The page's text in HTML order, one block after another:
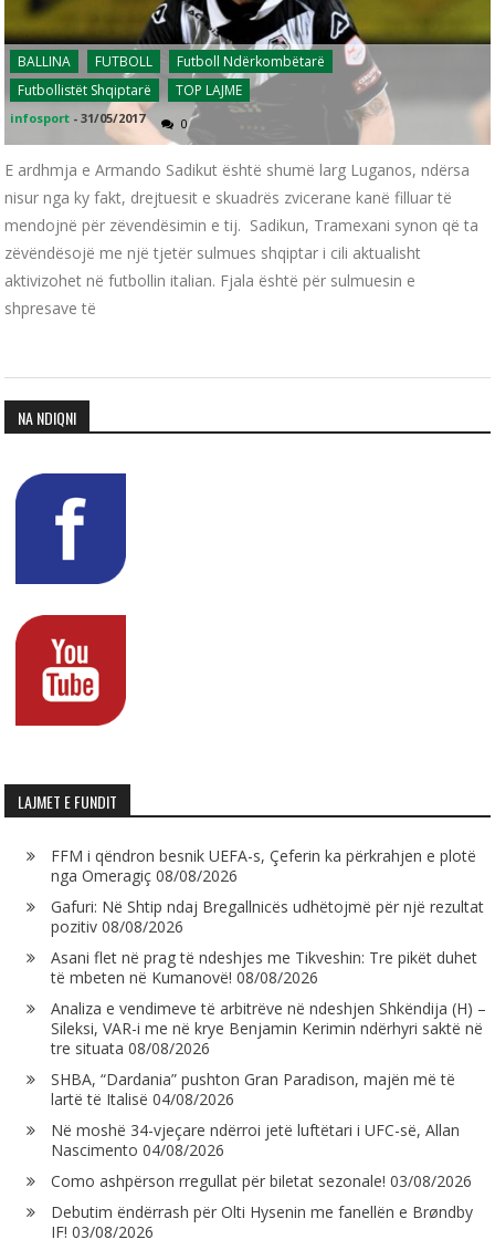
BALLINA FUTBOLL
Futboll Ndërkombëtarë
Futbollistët Shqiptarë
TOP LAJME
infosport -31/05/2017 0
E ardhmja e Armando Sadikut është shumë larg Luganos, ndërsa
nisur nga ky fakt, drejtuesit e skuadrës zvicerane kanë filluar të
mendojnë për zëvendësimin e tij. Sadikun, Tramexani synon që ta
zëvëndësojë me një tjetër sulmues shqiptar i cili aktualisht
aktivizohet në futbollin italian. Fjala është për sulmuesin e
shpresave të
NA NDIQNI
LAJMET E FUNDIT
FFM i qëndron besnik UEFA-s, Çeferin ka përkrahjen e plotë
nga Omeragiç 08/08/2026
Gafuri: Në Shtip ndaj Bregallnicës udhëtojmë për një rezultat
pozitiv 08/08/2026
Asani flet në prag të ndeshjes me Tikveshin: Tre pikët duhet
të mbeten në Kumanovë! 08/08/2026
Analiza e vendimeve të arbitrëve në ndeshjen Shkëndija (H) –
Sileksi, VAR-i me në krye Benjamin Kerimin ndërhyri saktë në
tre situata 08/08/2026
SHBA, “Dardania” pushton Gran Paradison, majën më të
lartë të Italisë 04/08/2026
Në moshë 34-vjeçare ndërroi jetë luftëtari i UFC-së, Allan
Nascimento 04/08/2026
Como ashpërson rregullat për biletat sezonale! 03/08/2026
Debutim ëndërrash për Olti Hysenin me fanellën e Brøndby
IF! 03/08/2026